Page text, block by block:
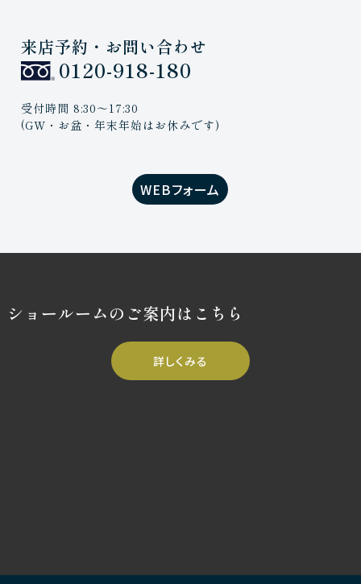
来店予約・お問い合わせ
0120-918-180
受付時間 8:30〜17:30
(GW・お盆・年末年始はお休みです)
WEBフォーム
ショールームのご案内はこちら
詳しくみる